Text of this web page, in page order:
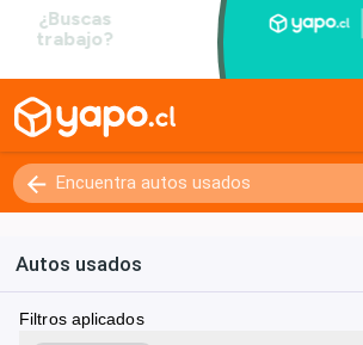
Autos usados
Filtros aplicados
0 - 250000+